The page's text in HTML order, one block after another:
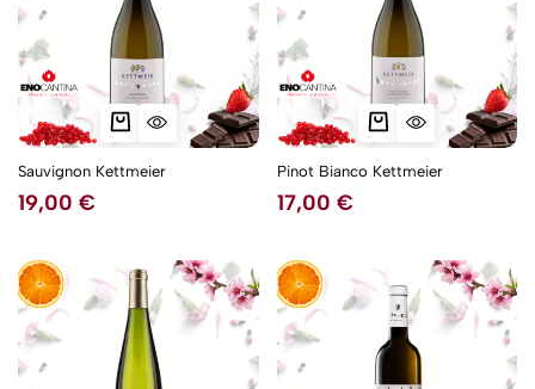
Sauvignon Kettmeier
19,00 €
Pinot Bianco Kettmeier
17,00 €